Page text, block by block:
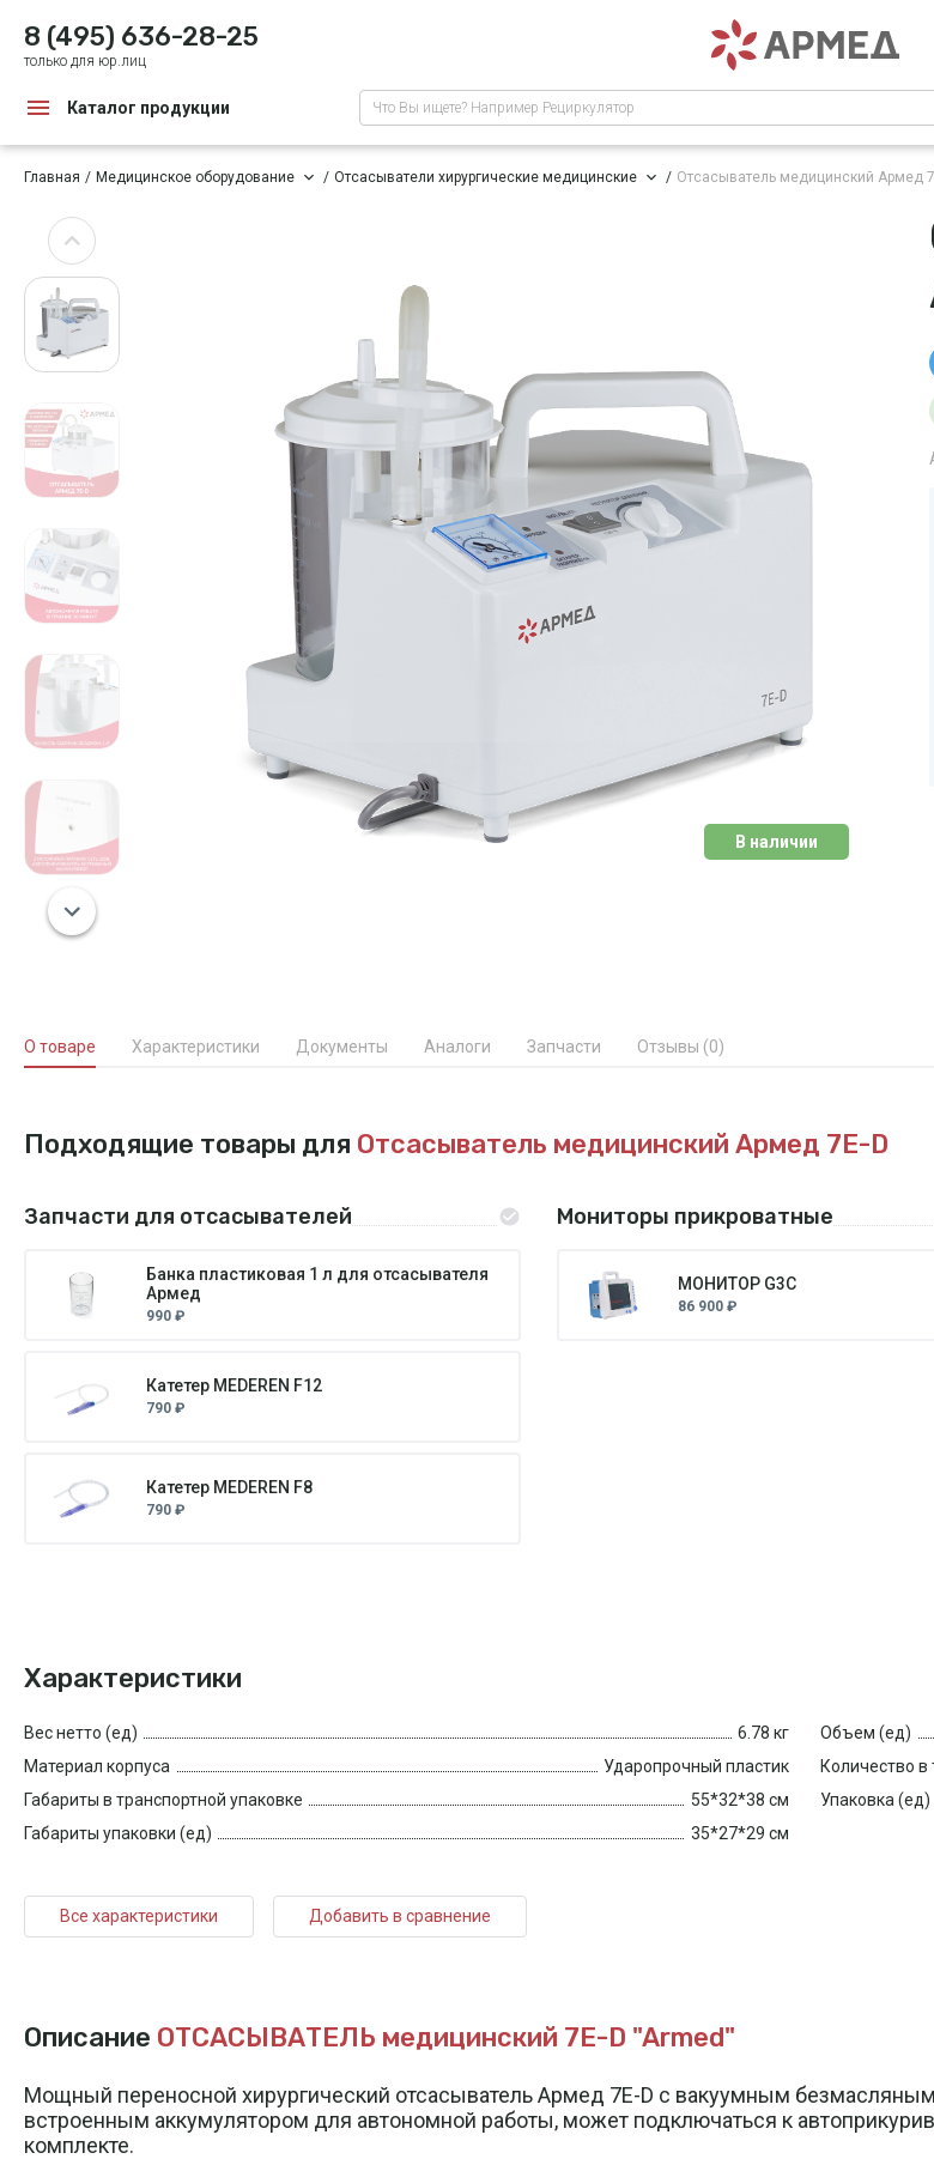
8 (495) 636-28-25
только для юр.лиц
Каталог продукции Что Вы ищете? Например Рециркулятор
Главная Медицинское оборудование Отсасыватели хирургические медицинские Отсасыватель медицинский Армед
В наличии
О товаре Характеристики Документы Аналоги Запчасти Отзывы (0)
Подходящие товары для Отсасыватель медицинский Армед 7E-D
Запчасти для отсасывателей
Банка пластиковая 1 л для отсасывателя
Армед
990 ₽
Катетер MEDEREN F12
790 ₽
Катетер MEDEREN F8
790 ₽
Мониторы прикроватные
МОНИТОР G3C
86 900 ₽
Характеристики
Вес нетто (ед)
6.78 кг
Материал корпуса
Ударопрочный пластик
Габариты в транспортной упаковке
55*32*38 см
Габариты упаковки (ед)
35*27*29 см
Объем (ед)
Количество в
Упаковка (ед)
Все характеристики Добавить в сравнение
Описание ОТСАСЫВАТЕЛЬ медицинский 7E-D "Armed"
Мощный переносной хирургический отсасыватель Армед 7E-D с вакуумным
встроенным аккумулятором для автономной работы, может подключаться к
комплекте.